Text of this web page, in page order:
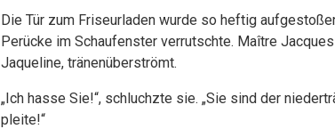
Die Tür zum Friseurladen wurde so heftig
Perücke im Schaufenster verrutschte. Maître
Jaqueline, tränenüberströmt.
„Ich hasse Sie!“, schluchzte sie. „Sie sind der
pleite!“